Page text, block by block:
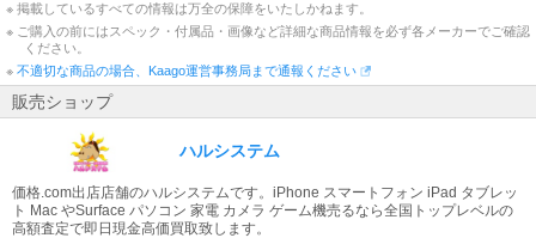
※ 掲載しているすべての情報は万全の保障をいたしかねます。
※ ご購入の前にはスペック・付属品・画像など詳細な商品情報を必ず各メーカーでご確認
ください。
※ 不適切な商品の場合、Kaago運営事務局まで通報ください
販売ショップ
ハルシステム
価格.com出店店舗のハルシステムです。iPhone スマートフォン iPad タブレッ
ト Mac やSurface パソコン 家電 カメラ ゲーム機売るなら全国トップレベルの
高額査定で即日現金高価買取致します。